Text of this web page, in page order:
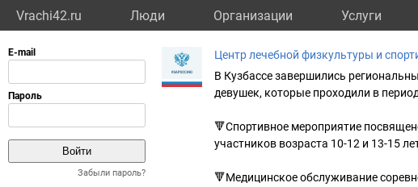
Vrachi42.ru Люди Организации Услуги
Забыли пароль?
Центр лечебной физкультуры и
В Кузбассе завершились
девушек, которые проходили в
🔻Спортивное мероприятие
участников возраста 10-12 и 13-15
🔻Медицинское обслуживание